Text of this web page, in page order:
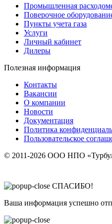
Промышленная
Поверочное
Пункты учета газа
Услуги
Личный кабинет
Дилеры
Полезная информация
Контакты
Вакансии
О компании
Новости
Документация
Политика
Пользовательское
© 2011-2026 ООО НПО
СПАСИБО!
Ваша информация успешно